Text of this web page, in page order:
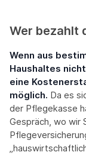
Wer bezahlt
Wenn aus
Haushaltes
eine
möglich. Da es
der Pflegekasse
Gespräch, wo wir